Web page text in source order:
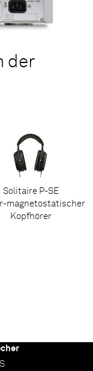
der
Solitaire P-SE
magnetostatischer
Kopfhörer